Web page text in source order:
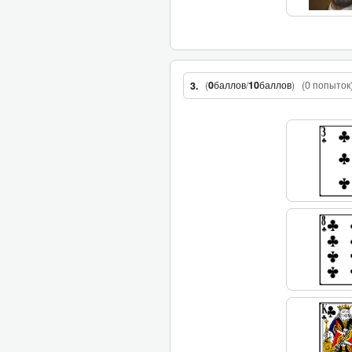
3. (0баллов/10баллов) (0 попыток